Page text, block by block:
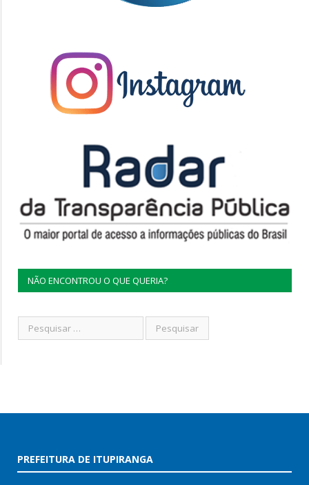
NÃO ENCONTROU O QUE QUERIA?
PREFEITURA DE ITUPIRANGA